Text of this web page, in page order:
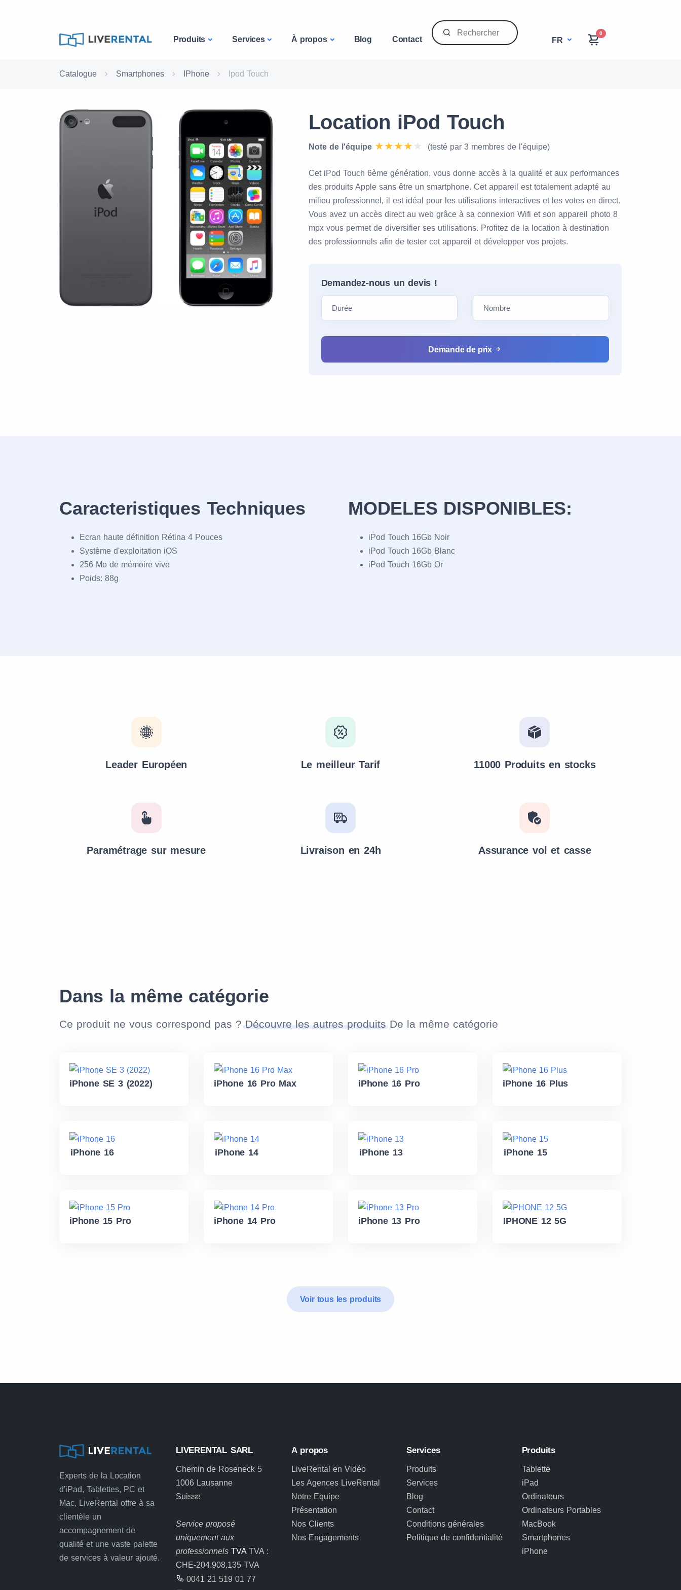
Produits Services À propos Blog Contact FR
0
Catalogue Smartphones IPhone Ipod Touch
Location iPod Touch
Note de l'équipe (testé par 3 membres de l'équipe)
Cet iPod Touch 6ème génération, vous donne accès à la qualité et aux performances
des produits Apple sans être un smartphone. Cet appareil est totalement adapté au
milieu professionnel, il est idéal pour les utilisations interactives et les votes en direct.
Vous avez un accès direct au web grâce à sa connexion Wifi et son appareil photo 8
mpx vous permet de diversifier ses utilisations. Profitez de la location à destination
des professionnels afin de tester cet appareil et développer vos projets.
Demandez-nous un devis !
Demande de prix
Caracteristiques Techniques
Ecran haute définition Rétina 4 Pouces
Système d'exploitation iOS
256 Mo de mémoire vive
Poids: 88g
MODELES DISPONIBLES:
iPod Touch 16Gb Noir
iPod Touch 16Gb Blanc
iPod Touch 16Gb Or
Leader Européen Le meilleur Tarif 11000 Produits en stocks
Paramétrage sur mesure Livraison en 24h Assurance vol et casse
Dans la même catégorie
Ce produit ne vous correspond pas ?Découvre les autres produitsDe la même catégorie
iPhone SE 3 (2022) iPhone 16 Pro Max iPhone 16 Pro iPhone 16 Plus
iPhone 16 iPhone 14 iPhone 13 iPhone 15
iPhone 15 Pro iPhone 14 Pro iPhone 13 Pro IPHONE 12 5G
Voir tous les produits
Experts de la Location
d'iPad, Tablettes, PC et
Mac, LiveRental offre à sa
clientèle un
accompagnement de
qualité et une vaste palette
de services à valeur ajouté.
LIVERENTAL SARL
Chemin de Roseneck 5
1006 Lausanne
Suisse
Service proposé
uniquement aux
professionnels TVA TVA :
CHE-204.908.135 TVA
0041 21 519 01 77
A propos
LiveRental en Vidéo
Les Agences LiveRental
Notre Equipe
Présentation
Nos Clients
Nos Engagements
Services
Produits
Services
Blog
Contact
Conditions générales
Politique de confidentialité
Produits
Tablette
iPad
Ordinateurs
Ordinateurs Portables
MacBook
Smartphones
iPhone